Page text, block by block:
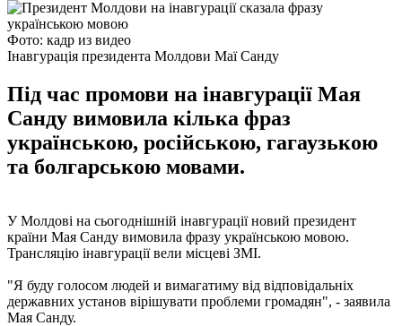
Фото: кадр из видео
Інавгурація президента Молдови Маї Санду
Під час промови на інавгурації Мая
Санду вимовила кілька фраз
українською, російською, гагаузькою
та болгарською мовами.
У Молдові на сьогоднішній інавгурації новий президент
країни Мая Санду вимовила фразу українською мовою.
Трансляцію інавгурації вели місцеві ЗМІ.
"Я буду голосом людей и вимагатиму від відповідальніх
державних установ вірішувати проблеми громадян", - заявила
Мая Санду.